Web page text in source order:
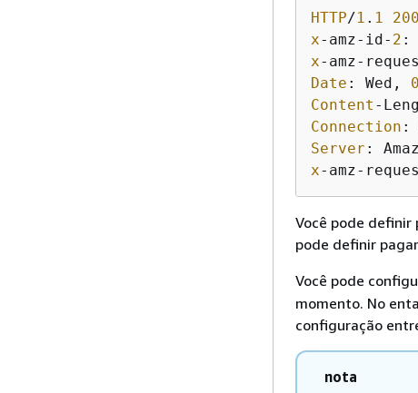
HTTP/1 . 1 200
x-amz-id- 2 :
x-amz-
Date : Wed,
Content -
Connection
Server :
x-amz-
Você pode definir
pode definir
Você pode
momento. No
configuração
nota